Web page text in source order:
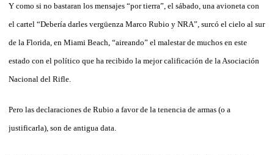
Y como si no bastaran los mensajes “por tierra”, el sábado, una avioneta con
el cartel “Debería darles vergüenza Marco Rubio y NRA”, surcó el cielo al sur
de la Florida, en Miami Beach, “aireando” el malestar de muchos en este
estado con el político que ha recibido la mejor calificación de la Asociación
Nacional del Rifle.
Pero las declaraciones de Rubio a favor de la tenencia de armas (o a
justificarla), son de antigua data.